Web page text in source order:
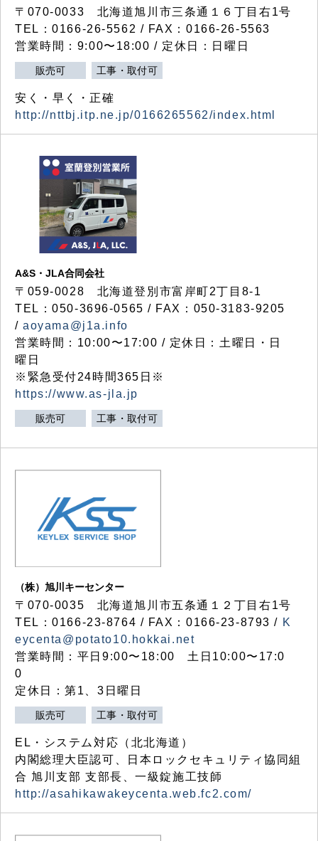
〒070-0033 北海道旭川市三条通１６丁目右1号
TEL：0166-26-5562 / FAX：0166-26-5563
営業時間：9:00〜18:00 / 定休日：日曜日
販売可 工事・取付可
安く・早く・正確
http://nttbj.itp.ne.jp/0166265562/index.html
A&S・JLA合同会社
〒 059-0028 北海道登別市富岸町2丁目 8-1
TEL：050-3696-0565 / FAX：050-3183-9205
/aoyama@j1a.info
営業時間：10:00〜17:00 / 定休日：土曜日・日
曜日
※緊急受付24時間365日※
https://www.as-jla.jp
販売可 工事・取付可
（株）旭川キーセンター
〒070-0035 北海道旭川市五条通１２丁目右1号
TEL：0166-23-8764 / FAX：0166-23-8793 / K
eycenta@potato10.hokkai.net
営業時間：平日9:00〜18:00 土日10:00〜17:0
0
定休日：第1、3日曜日
販売可 工事・取付可
EL・システム対応（北北海道）
内閣総理大臣認可、日本ロックセキュリティ協同組
合 旭川支部 支部長、一級錠施工技師
http://asahikawakeycenta.web.fc2.com/